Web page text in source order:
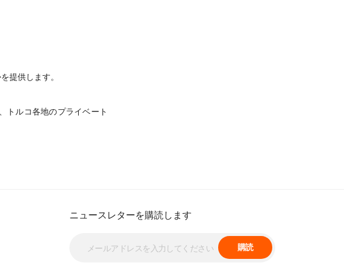
提供します。
トルコ各地のプライベート
ニュースレターを購読します
購読